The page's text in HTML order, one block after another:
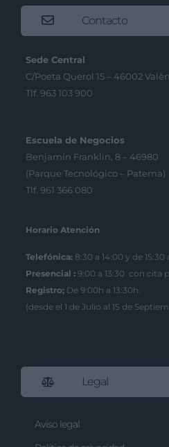
Contacto
Sede Central
C/Poeta Querol 15 – 46002
Tlf. 963 103 900
Escuela de Negocios
Benjamín Franklin, 8 – 46980
(Parque Tecnológico – Paterna)
Tlf. 961 366 080
Horario Atención
Telefónica: 8:30 a 14:00 y de 15:30
Presencial : 9:00 a 13:30 con cita
Registro; De 9:00h a 13:30h.
(desde el 1 de Julio al 15 de
Legal
Aviso legal